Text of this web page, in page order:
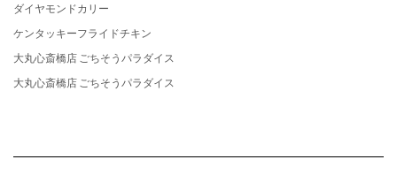
ダイヤモンドカリー
ケンタッキーフライドチキン
大丸心斎橋店 ごちそうパラダイス
大丸心斎橋店 ごちそうパラダイス